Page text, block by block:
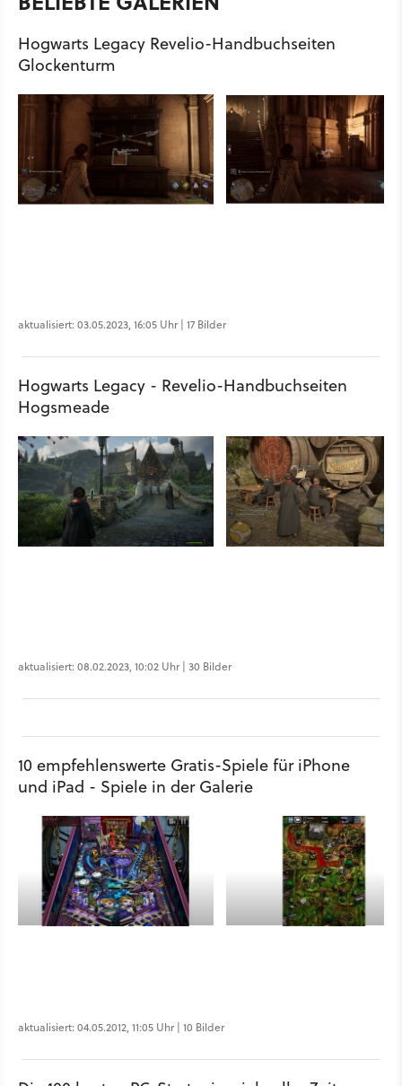
Hogwarts Legacy Revelio-Handbuchseiten
Glockenturm
aktualisiert: 03.05.2023, 16:05 Uhr | 17 Bilder
Hogwarts Legacy - Revelio-Handbuchseiten
Hogsmeade
aktualisiert: 08.02.2023, 10:02 Uhr | 30 Bilder
10 empfehlenswerte Gratis-Spiele für iPhone
und iPad - Spiele in der Galerie
aktualisiert: 04.05.2012, 11:05 Uhr | 10 Bilder